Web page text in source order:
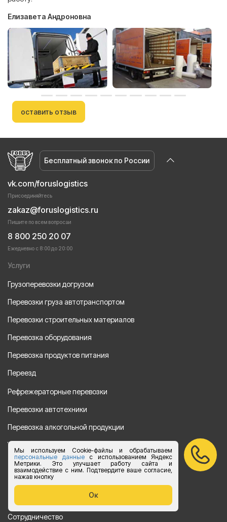
Мы используем Cookie-файлы и обрабатываем
персональные данныес использованием Яндекс
Метрики. Это улучшает работу сайта и
взаимодействие с ним. Подтвердите ваше согласие,
нажав кнопку
Ок
Елизавета Андроновна
оставить отзыв
Бесплатный звонок по России
vk.com/foruslogistics
Присоединяйтесь
zakaz@foruslogistics.ru
Пишите по всем вопросаи
8 800 250 20 07
Ежедневно с 8:00 до 20:00
Услуги
Грузоперевозки догрузом
Перевозки груза автотранспортом
Перевозки строительных материалов
Перевозка оборудования
Перевозка продуктов питания
Переезд
Рефрежераторные перевозки
Перевозки автотехники
Перевозка алкогольной продукции
Упаковка груза
Наши направления
Клиенту
Сотрудничество